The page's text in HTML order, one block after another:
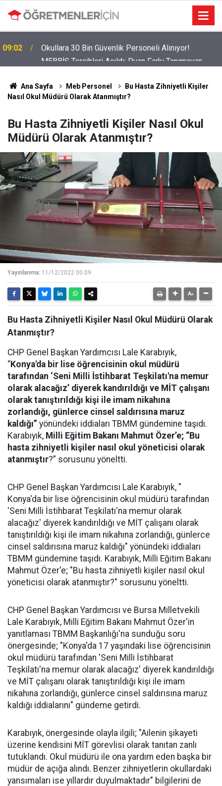
19:01
MEBBİS Tercihleri Açıldı: Puan Farkı Tanımayan
Öncelik Hangi Alanın Oldu?
Ana Sayfa Meb Personel
Bu Hasta Zihniyetli Kişiler
Nasıl Okul Müdürü Olarak Atanmıştır?
Bu Hasta Zihniyetli Kişiler Nasıl Okul
Müdürü Olarak Atanmıştır?
Yayınlanma: 11/12/2022 00:09
Bu Hasta Zihniyetli Kişiler Nasıl Okul Müdürü Olarak
Atanmıştır?
CHP Genel Başkan Yardımcısı Lale Karabıyık,
“Konya'da bir lise öğrencisinin okul müdürü
tarafından ‘Seni Milli İstihbarat Teşkilatı'na memur
olarak alacağız’ diyerek kandırıldığı ve MİT çalışanı
olarak tanıştırıldığı kişi ile imam nikahına
zorlandığı, günlerce cinsel saldırısına maruz
kaldığı” yönündeki iddiaları TBMM gündemine taşıdı.
Karabıyık, Milli Eğitim Bakanı Mahmut Özer’e; “Bu
hasta zihniyetli kişiler nasıl okul yöneticisi olarak
atanmıştır?” sorusunu yöneltti.
CHP Genel Başkan Yardımcısı Lale Karabıyık, "
Konya'da bir lise öğrencisinin okul müdürü tarafından
'Seni Milli İstihbarat Teşkilatı'na memur olarak
alacağız' diyerek kandırıldığı ve MİT çalışanı olarak
tanıştırıldığı kişi ile imam nikahına zorlandığı, günlerce
cinsel saldırısına maruz kaldığı" yönündeki iddiaları
TBMM gündemine taşıdı. Karabıyık, Milli Eğitim Bakanı
Mahmut Özer'e; "Bu hasta zihniyetli kişiler nasıl okul
yöneticisi olarak atanmıştır?" sorusunu yöneltti.
CHP Genel Başkan Yardımcısı ve Bursa Milletvekili
Lale Karabıyık, Milli Eğitim Bakanı Mahmut Özer'in
yanıtlaması TBMM Başkanlığı'na sunduğu soru
önergesinde; "Konya'da 17 yaşındaki lise öğrencisinin
okul müdürü tarafından 'Seni Milli İstihbarat
Teşkilatı'na memur olarak alacağız' diyerek kandırıldığı
ve MİT çalışanı olarak tanıştırıldığı kişi ile imam
nikahına zorlandığı, günlerce cinsel saldırısına maruz
kaldığı iddialarını" gündeme getirdi.
Karabıyık, önergesinde olayla ilgili; "Ailenin şikayeti
üzerine kendisini MİT görevlisi olarak tanıtan zanlı
tutuklandı. Okul müdürü ile ona yardım eden başka bir
müdür de açığa alındı. Benzer zihniyetlerin okullardaki
yansımaları ise yıllardır duyulmaktadır" bilgilerini de